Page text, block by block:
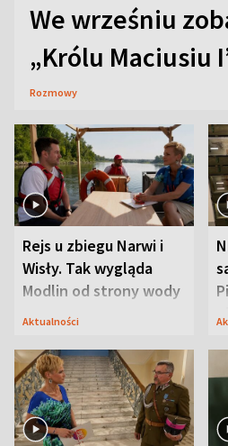
We wrześniu
„Królu Maciusiu
Rozmowy
Rejs u zbiegu Narwi i
Wisły. Tak wygląda
Modlin od strony wody
Aktualności